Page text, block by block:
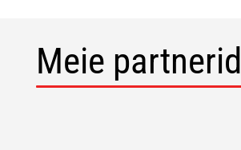
Meie partnerid